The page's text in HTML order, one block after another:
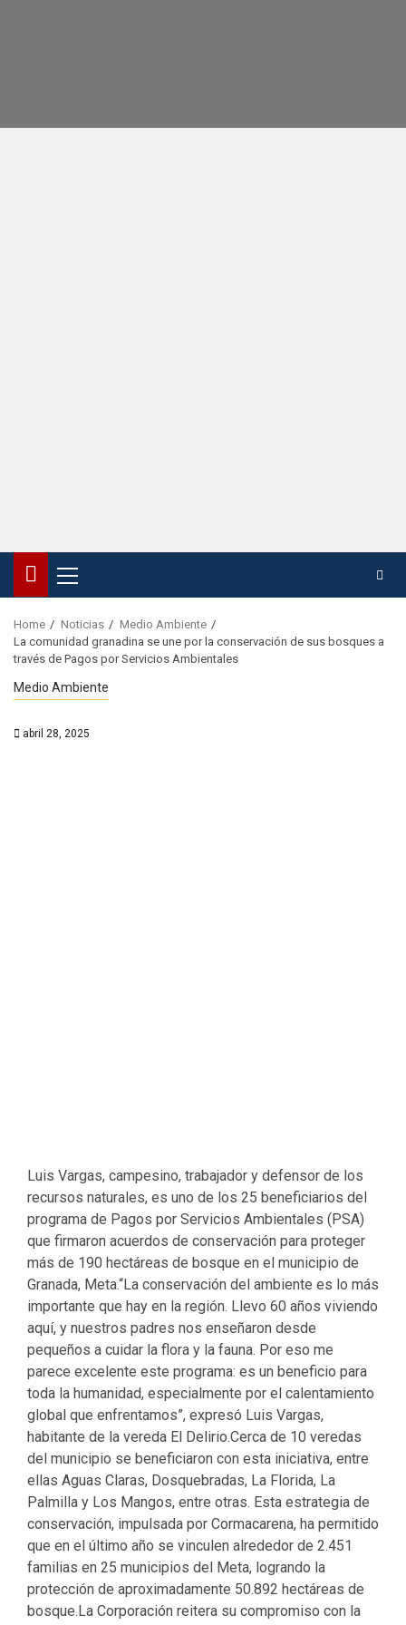
Home Noticias
Medio Ambiente
La comunidad granadina se une por la conservación de sus bosques a
través de Pagos por Servicios Ambientales
Medio Ambiente
abril 28, 2025
Luis Vargas, campesino, trabajador y defensor de los
recursos naturales, es uno de los 25 beneficiarios del
programa de Pagos por Servicios Ambientales (PSA)
que firmaron acuerdos de conservación para proteger
más de 190 hectáreas de bosque en el municipio de
Granada, Meta.“La conservación del ambiente es lo más
importante que hay en la región. Llevo 60 años viviendo
aquí, y nuestros padres nos enseñaron desde
pequeños a cuidar la flora y la fauna. Por eso me
parece excelente este programa: es un beneficio para
toda la humanidad, especialmente por el calentamiento
global que enfrentamos”, expresó Luis Vargas,
habitante de la vereda El Delirio.Cerca de 10 veredas
del municipio se beneficiaron con esta iniciativa, entre
ellas Aguas Claras, Dosquebradas, La Florida, La
Palmilla y Los Mangos, entre otras. Esta estrategia de
conservación, impulsada por Cormacarena, ha permitido
que en el último año se vinculen alrededor de 2.451
familias en 25 municipios del Meta, logrando la
protección de aproximadamente 50.892 hectáreas de
bosque.La Corporación reitera su compromiso con la